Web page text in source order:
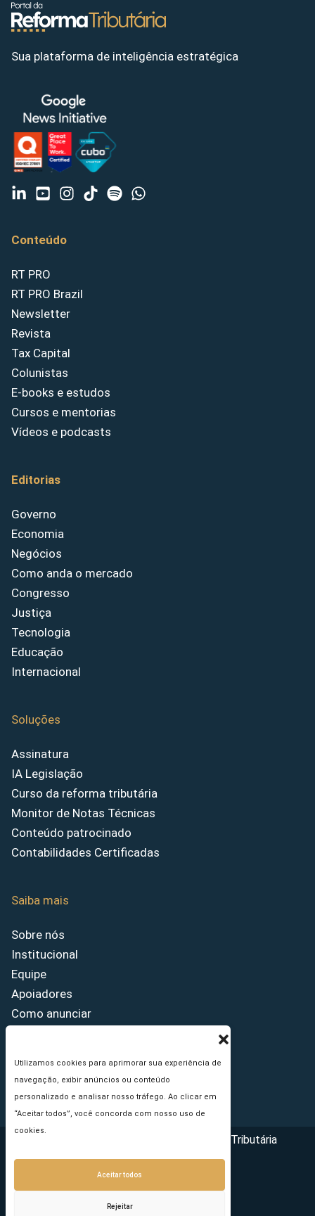
Utilizamos cookies para aprimorar sua experiência de
navegação, exibir anúncios ou conteúdo
personalizado e analisar nosso tráfego. Ao clicar em
“Aceitar todos”, você concorda com nosso uso de
cookies.
Aceitar todos
Rejeitar
Sua plataforma de inteligência estratégica
Conteúdo
RT PRO
RT PRO Brazil
Newsletter
Revista
Tax Capital
Colunistas
E-books e estudos
Cursos e mentorias
Vídeos e podcasts
Editorias
Governo
Economia
Negócios
Como anda o mercado
Congresso
Justiça
Tecnologia
Educação
Internacional
Soluções
Assinatura
IA Legislação
Curso da reforma tributária
Monitor de Notas Técnicas
Conteúdo patrocinado
Contabilidades Certificadas
Saiba mais
Sobre nós
Institucional
Equipe
Apoiadores
Como anunciar
Princípios Editoriais
Copyright © 2026 - Portal da Reforma Tributária